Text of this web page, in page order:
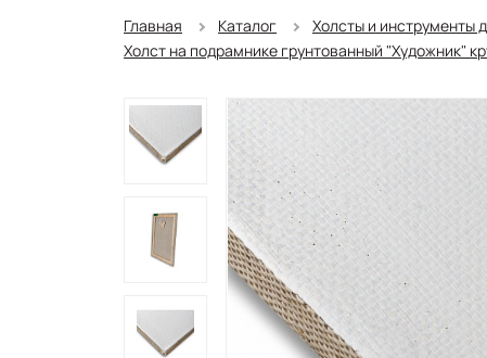
Главная Каталог Холсты и инструменты
Холст на подрамнике грунтованный "Художник"